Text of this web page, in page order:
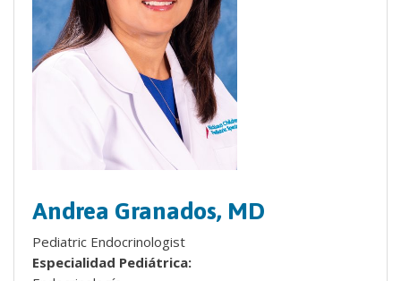
Andrea Granados, MD
Pediatric Endocrinologist
Especialidad Pediátrica: